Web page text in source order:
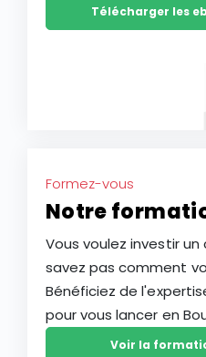
Télécharger les
Formez-vous
Notre
Vous voulez investir
savez pas comment
Bénéficiez de
pour vous lancer en
Voir la